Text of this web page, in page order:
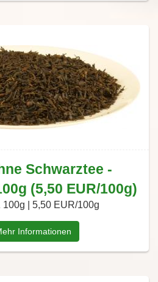
Schwarztee -
(5,50 EUR/100g)
100g | 5,50 EUR/100g
Informationen